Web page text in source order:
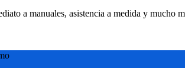
a manuales, asistencia a medida y mucho